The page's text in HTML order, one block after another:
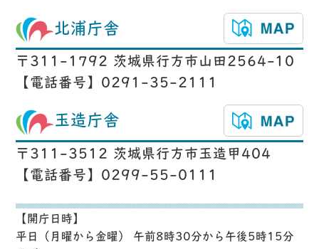
北浦庁舎
〒311-1792 茨城県行方市山田2564-10
【電話番号】0291-35-2111
玉造庁舎
〒311-3512 茨城県行方市玉造甲404
【電話番号】0299-55-0111
【開庁日時】
平日（月曜から金曜） 午前8時30分から午後5時15分